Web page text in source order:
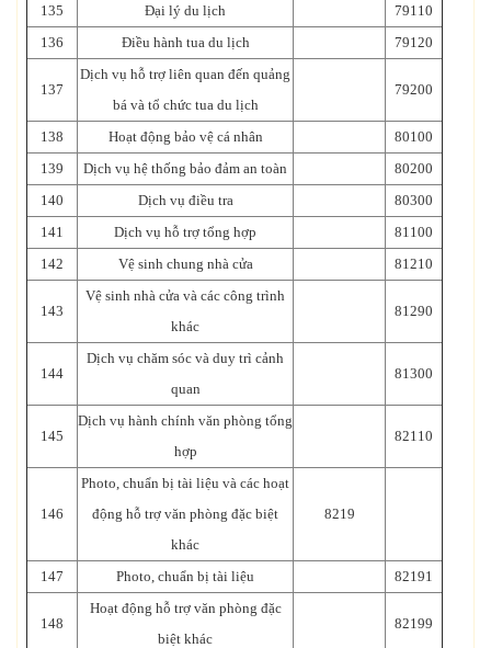
135 Đại lý du lịch
79110
136
Điều hành tua du lịch 79120
137
Dịch vụ hỗ trợ liên quan đến quảng
bá và tổ chức tua du lịch
79200
138 Hoạt động bảo vệ cá nhân
80100
139
Dịch vụ hệ thống bảo đảm an toàn
80200
140
Dịch vụ điều tra
80300
141
Dịch vụ hỗ trợ tổng hợp
81100
142
Vệ sinh chung nhà cửa 81210
143
Vệ sinh nhà cửa và các công trình
khác
81290
144
Dịch vụ chăm sóc và duy trì cảnh
quan
81300
145
Dịch vụ hành chính văn phòng tổng
hợp
82110
146
Photo, chuẩn bị tài liệu và các hoạt
động hỗ trợ văn phòng đặc biệt
khác
8219
147 Photo, chuẩn bị tài liệu 82191
148
Hoạt động hỗ trợ văn phòng đặc
biệt khác
82199